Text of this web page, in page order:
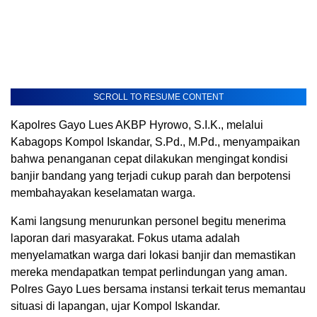
SCROLL TO RESUME CONTENT
Kapolres Gayo Lues AKBP Hyrowo, S.I.K., melalui
Kabagops Kompol Iskandar, S.Pd., M.Pd., menyampaikan
bahwa penanganan cepat dilakukan mengingat kondisi
banjir bandang yang terjadi cukup parah dan berpotensi
membahayakan keselamatan warga.
Kami langsung menurunkan personel begitu menerima
laporan dari masyarakat. Fokus utama adalah
menyelamatkan warga dari lokasi banjir dan memastikan
mereka mendapatkan tempat perlindungan yang aman.
Polres Gayo Lues bersama instansi terkait terus memantau
situasi di lapangan, ujar Kompol Iskandar.